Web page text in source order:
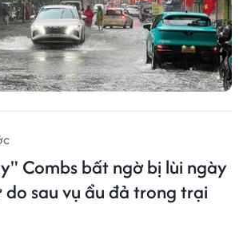
Combs bất ngờ bị lùi ngày
sau vụ ẩu đả trong trại